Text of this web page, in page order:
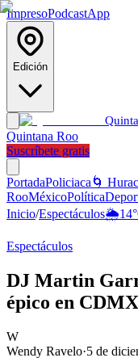
ImpresoPodcastApp
Edición
Quinta
Quintana Roo
Suscríbete gratis
PortadaPoliciaca 🌀
RooMéxicoPolítica
Inicio/Espectáculos🌦️14
Espectáculos
DJ Martin
épico en CDMX
W
Wendy Ravelo·5 de